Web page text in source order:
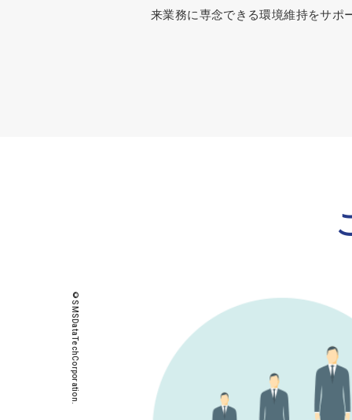
©SMSDataTechCorporation.
来業務に専念できる環境維持をサポ